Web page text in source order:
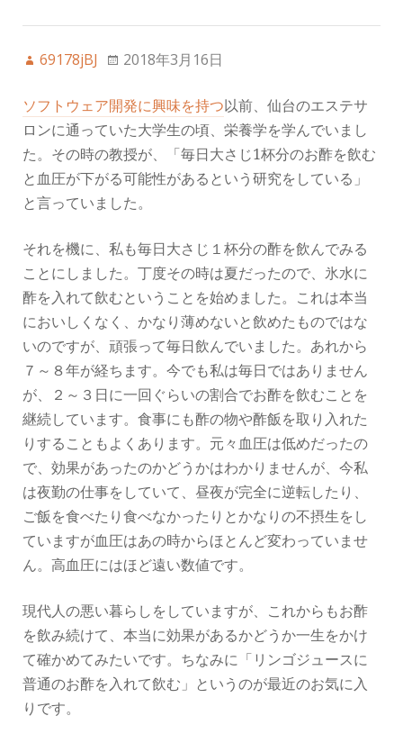
69178jBJ 2018年3月16日
ソフトウェア開発に興味を持つ以前、仙台のエステサ
ロンに通っていた大学生の頃、栄養学を学んでいまし
た。その時の教授が、「毎日大さじ1杯分のお酢を飲む
と血圧が下がる可能性があるという研究をしている」
と言っていました。
それを機に、私も毎日大さじ１杯分の酢を飲んでみる
ことにしました。丁度その時は夏だったので、氷水に
酢を入れて飲むということを始めました。これは本当
においしくなく、かなり薄めないと飲めたものではな
いのですが、頑張って毎日飲んでいました。あれから
７～８年が経ちます。今でも私は毎日ではありません
が、２～３日に一回ぐらいの割合でお酢を飲むことを
継続しています。食事にも酢の物や酢飯を取り入れた
りすることもよくあります。元々血圧は低めだったの
で、効果があったのかどうかはわかりませんが、今私
は夜勤の仕事をしていて、昼夜が完全に逆転したり、
ご飯を食べたり食べなかったりとかなりの不摂生をし
ていますが血圧はあの時からほとんど変わっていませ
ん。高血圧にはほど遠い数値です。
現代人の悪い暮らしをしていますが、これからもお酢
を飲み続けて、本当に効果があるかどうか一生をかけ
て確かめてみたいです。ちなみに「リンゴジュースに
普通のお酢を入れて飲む」というのが最近のお気に入
りです。